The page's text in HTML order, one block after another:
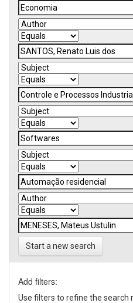
Start a new search
Add filters:
Use filters to refine the search